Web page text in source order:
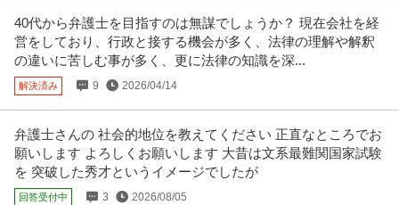
40代から弁護士を目指すのは無謀でしょうか？ 現在会社を経
営をしており、行政と接する機会が多く、法律の理解や解釈
の違いに苦しむ事が多く、更に法律の知識を深...
解決済み 9 2026/04/14
弁護士さんの 社会的地位を教えてください 正直なところでお
願いします よろしくお願いします 大昔は文系最難関国家試験
を 突破した秀才というイメージでしたが
回答受付中 3 2026/08/05